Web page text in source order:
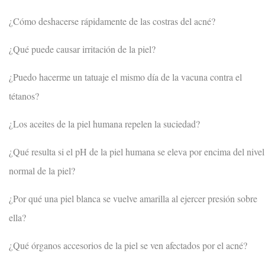
¿Cómo deshacerse rápidamente de las costras del acné?
¿Qué puede causar irritación de la piel?
¿Puedo hacerme un tatuaje el mismo día de la vacuna contra el
tétanos?
¿Los aceites de la piel humana repelen la suciedad?
¿Qué resulta si el pH de la piel humana se eleva por encima del nivel
normal de la piel?
¿Por qué una piel blanca se vuelve amarilla al ejercer presión sobre
ella?
¿Qué órganos accesorios de la piel se ven afectados por el acné?